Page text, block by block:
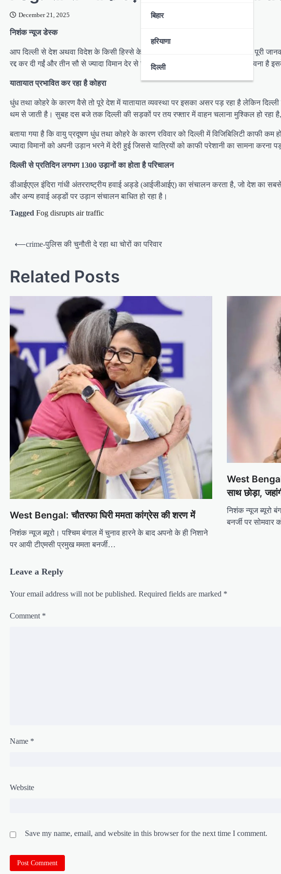
बिहार
हरियाणा
दिल्ली
December 21, 2025
निशंक न्यूज डेस्क
आप दिल्ली से देश अथवा विदेश के किसी हिस्से के लिये हवाई यात्रा करना चाहते हैं तो पहले पूरी
रद्द कर दी गईं और तीन सौ से ज्यादा विमान देर से उड़े। सोमवार को भी कोहरा पड़ने की संभावना
यातायात प्रभावित कर रहा है कोहरा
धुंध तथा कोहरे के कारण वैसे तो पूरे देश में यातायात व्यवस्था पर इसका असर पड़ रहा है लेकिन
थम से जाती है। सुबह दस बजे तक दिल्ली की सड़कों पर तय रफ्तार में वाहन चलाना मुश्किल हो रहा है,
बताया गया है कि वायु प्रदूषण धुंध तथा कोहरे के कारण रविवार को दिल्ली में विजिबिलिटी काफी
ज्यादा विमानों को अपनी उड़ान भरने में देरी हुई जिससे यात्रियों को काफी परेशानी का सामना
दिल्ली से प्रतिदिन लगभग 1300 उड़ानों का होता है परिचालन
डीआईएएल इंदिरा गांधी अंतरराष्ट्रीय हवाई अड्डे (आईजीआईए) का संचालन करता है, जो देश का
और अन्य हवाई अड्डों पर उड़ान संचालन बाधित हो रहा है।
Tagged Fog disrupts air traffic
s
t
a
v
i
⟵crime-पुलिस की चुनौती दे रहा था चोरों का परिवार
Related Posts
West Bengal: चौतरफा घिरी ममता कांग्रेस की शरण में
निशंक न्यूज ब्यूरो। पश्चिम बंगाल में चुनाव हारने के बाद अपनो के ही निशाने
पर आयी टीएमसी प्रमुख ममता बनर्जी…
West Bengal:
साथ छोड़ा,
निशंक न्यूज ब्यूरो
बनर्जी पर सोमवार
Leave a Reply
Your email address will not be published. Required fields are marked *
Comment *
Name *
Website
Save my name, email, and website in this browser for the next time I comment.